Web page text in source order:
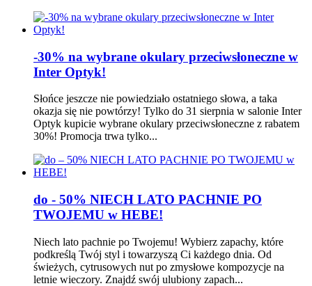
-30% na wybrane okulary przeciwsłoneczne w
Inter Optyk!
Słońce jeszcze nie powiedziało ostatniego słowa, a taka
okazja się nie powtórzy! Tylko do 31 sierpnia w salonie Inter
Optyk kupicie wybrane okulary przeciwsłoneczne z rabatem
30%! Promocja trwa tylko...
do - 50% NIECH LATO PACHNIE PO
TWOJEMU w HEBE!
Niech lato pachnie po Twojemu! Wybierz zapachy, które
podkreślą Twój styl i towarzyszą Ci każdego dnia. Od
świeżych, cytrusowych nut po zmysłowe kompozycje na
letnie wieczory. Znajdź swój ulubiony zapach...